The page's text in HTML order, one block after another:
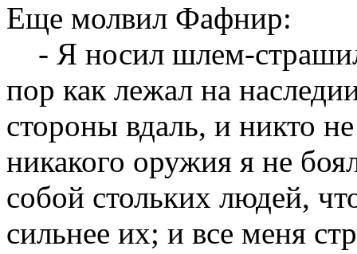
Еще молвил Фафнир:
- Я носил шлем-
пор как лежал на
стороны вдаль, и никто
никакого оружия я не
собой стольких людей,
сильнее их; и все меня